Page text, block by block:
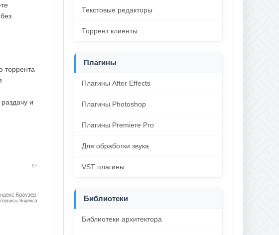
торрента
и
Текстовые редакторы
Торрент клиенты
Плагины
Плагины After Effects
Плагины Photoshop
Плагины Premiere Pro
Для обработки звука
VST плагины
Библиотеки
Библиотеки архитектора